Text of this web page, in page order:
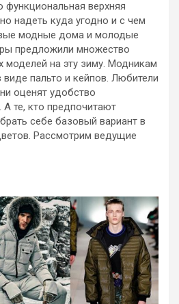
верхняя
надеть куда угодно и с чем
модные дома и молодые
предложили множество
моделей на эту зиму. Модникам
виде пальто и кейпов. Любители
оценят удобство
те, кто предпочитают
себе базовый вариант в
Рассмотрим ведущие